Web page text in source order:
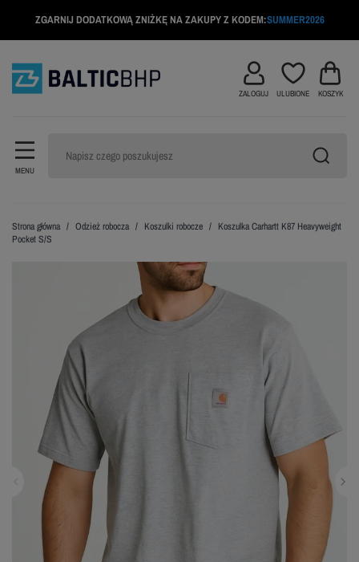
ZGARNIJ DODATKOWĄ ZNIŻKĘ NA ZAKUPY Z KODEM:SUMMER2026
MENU
ZALOGUJ ULUBIONE KOSZYK
Strona główna Odzież robocza Koszulki robocze
Koszulka Carhartt K87 Heavyweight
Pocket S/S